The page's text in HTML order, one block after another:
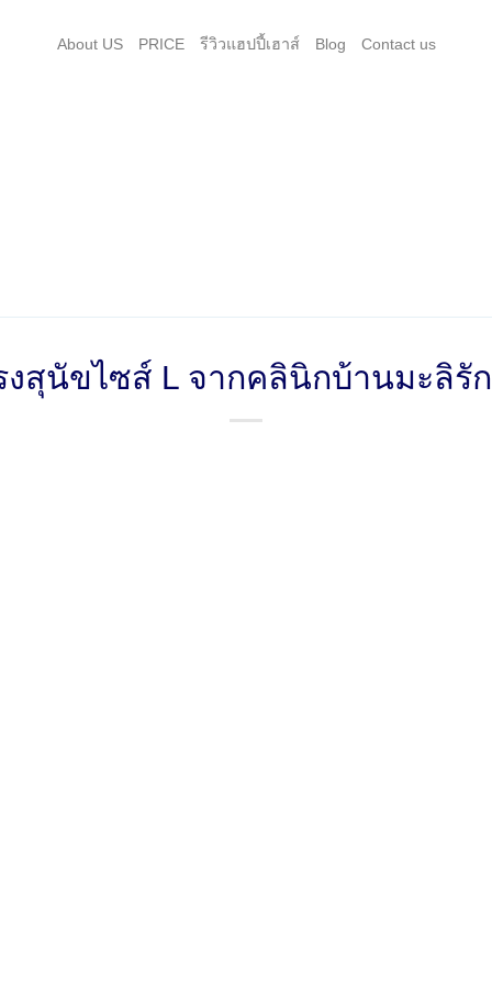
About US PRICE รีวิวแฮปปี้เฮาส์ Blog Contact us
งสุนัขไซส์ L จากคลินิกบ้านมะลิรั